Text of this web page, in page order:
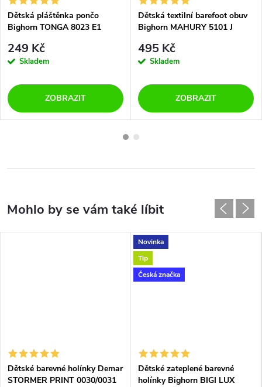
Dětská pláštěnka pončo
Bighorn TONGA 8023 E1
249 Kč
Skladem
ZOBRAZIT
Dětská textilní barefoot obuv
Bighorn MAHURY 5101 J
495 Kč
Skladem
ZOBRAZIT
Dětské barevné holínky Demar
STORMER PRINT 0030/0031
Novinka
Tip
Česká značka
Dětské zateplené barevné
holínky Bighorn BIGI LUX